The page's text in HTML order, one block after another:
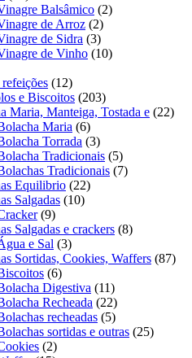
produtos
Balsâmico 22
de Arroz 22
produtos
de Sidra 33
produtos
de Vinho 1010
1212
produtos
e Biscoitos 203203
produtos
Maria, Manteiga, Tostada e 2222
Maria 66
produtos
Torrada 33
produtos
Tradicionais 55
produtos
Tradicionais 77
Equilibrio 2222
Salgadas 1010
99
produtos
Salgadas e crackers 88
e Sal 33
produtos
Sortidas, Cookies, Waffers 8787
66
produtos
Digestiva 1111
produtos
Recheada 2222
produtos
recheadas 55
produtos
sortidas e outras 2525
22